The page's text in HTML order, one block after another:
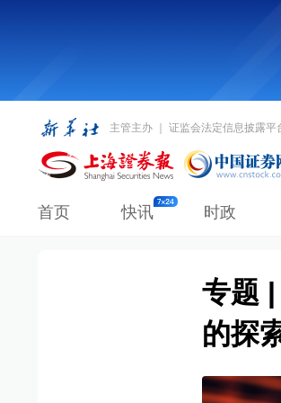
主管主办 ｜ 证监会法定信息披露
首页 快讯 时政
专题
的探